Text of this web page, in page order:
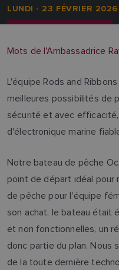
LUNDI - 23 FÉVRIER 2026
Mots de l'Ambassadrice
L'équipe Rods and
meilleures possibilités de
sécurité et avec
d'électronique marine
Notre bateau de pêche
point de départ idéal pour
de pêche pour l'équipe
son achat, le bateau était
et non fonctionnelles, un
donc partie du plan. Nous
de la toute dernière